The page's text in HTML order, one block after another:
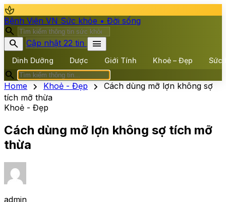
spa
Bệnh Viện VN Sức khỏe • Đời sống
search
search
Cập nhật 22 tin menu
Dinh Dưỡng Dược Giới Tính Khoẻ – Đẹp Sức
search
Home chevron_right Khoẻ - Đẹp chevron_right
Cách dùng mỡ lợn không sợ
tích mỡ thừa
Khoẻ - Đẹp
Cách dùng mỡ lợn không sợ tích mỡ
thừa
admin